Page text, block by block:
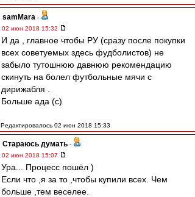
samMara -
02 июн 2018 15:32
И да , главное чтобы РУ (сразу после покупки
всех советуемых здесь фудболистов) не
забыло тутошнюю давнюю рекомендацию
скинуть на болел футбольные мячи с
дирижабля .
Больше ада (с)
Редактировалось 02 июн 2018 15:33
Стараюсь думать -
02 июн 2018 15:07
Ура... Процесс пошёл )
Если что ,я за то ,чтобы купили всех. Чем
больше ,тем веселее.